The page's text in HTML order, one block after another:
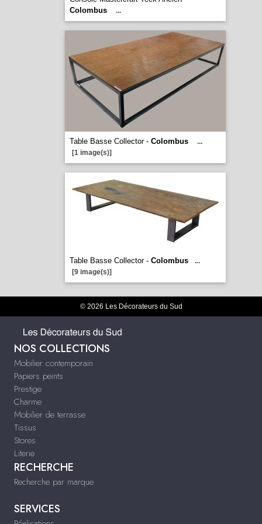
Colombus
...
Table Basse Collector - Colombus
...
[1 image(s)]
Table Basse Collector - Colombus
...
[9 image(s)]
© 2026 Les Décorateurs du Sud
NOS COLLECTIONS
Mobilier contemporain
Papiers peints
Prestige
Charme
Mobilier de terrasse
Tissus
Stores
Literie
RECHERCHE
Recherche par marque
SERVICES